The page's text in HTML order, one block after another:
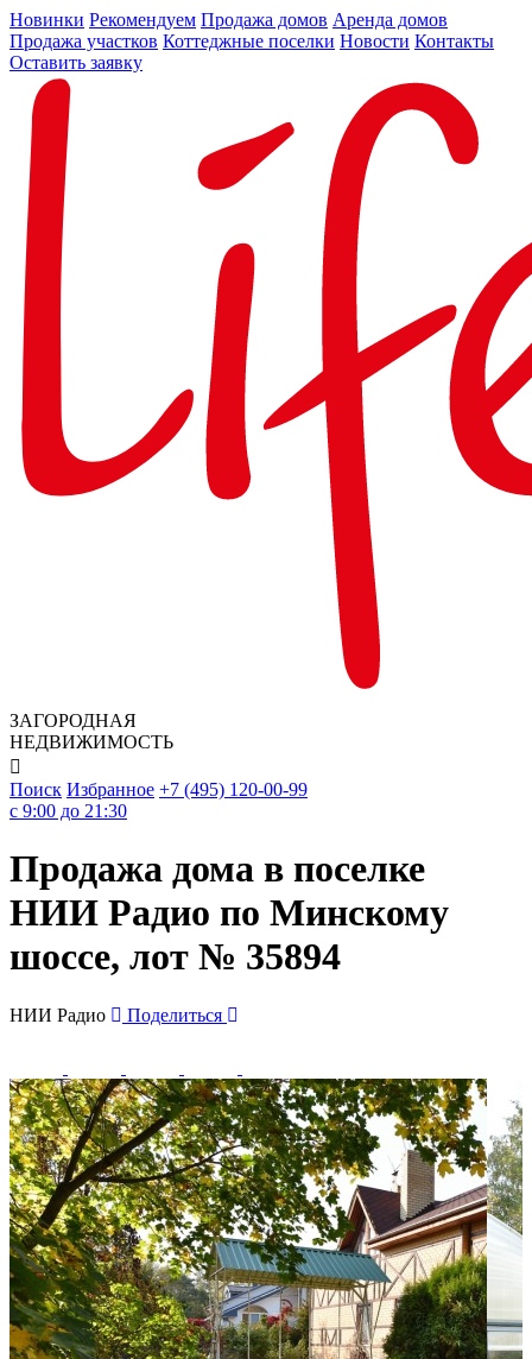
Новинки Рекомендуем Продажа домов Аренда домов
Продажа участков Коттеджные поселки Новости Контакты
Оставить заявку
ЗАГОРОДНАЯ
НЕДВИЖИМОСТЬ

Поиск Избранное +7 (495) 120-00-99
c 9:00 до 21:30
Продажа дома в поселке
НИИ Радио по Минскому
шоссе, лот № 35894
НИИ Радио Поделиться